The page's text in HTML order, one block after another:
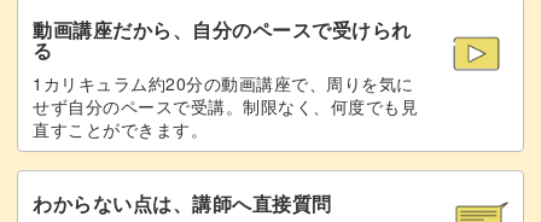
動画講座だから、自分のペースで受けられ
る
1カリキュラム約20分の動画講座で、周りを気に
せず自分のペースで受講。制限なく、何度でも見
直すことができます。
わからない点は、講師へ直接質問